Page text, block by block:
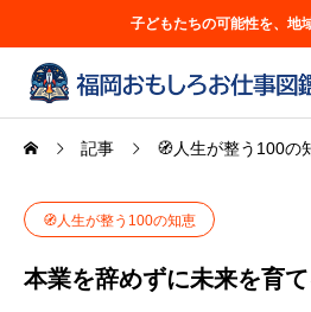
子どもたちの可能性を、地
記事 🧭人生が整う100の
🧭人生が整う100の知恵
本業を辞めずに未来を育